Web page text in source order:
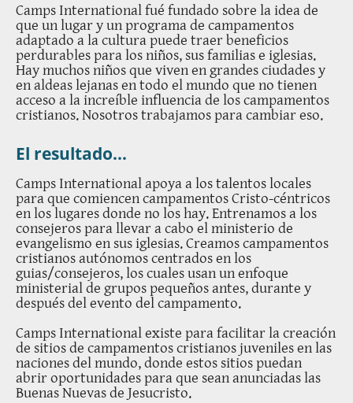
Camps International fué fundado sobre la idea de
que un lugar y un programa de campamentos
adaptado a la cultura puede traer beneficios
perdurables para los niños, sus familias e iglesias.
Hay muchos niños que viven en grandes ciudades y
en aldeas lejanas en todo el mundo que no tienen
acceso a la increíble influencia de los campamentos
cristianos. Nosotros trabajamos para cambiar eso.
El resultado...
Camps International apoya a los talentos locales
para que comiencen campamentos Cristo-céntricos
en los lugares donde no los hay. Entrenamos a los
consejeros para llevar a cabo el ministerio de
evangelismo en sus iglesias. Creamos campamentos
cristianos autónomos centrados en los
guias/consejeros, los cuales usan un enfoque
ministerial de grupos pequeños antes, durante y
después del evento del campamento.
Camps International existe para facilitar la creación
de sitios de campamentos cristianos juveniles en las
naciones del mundo, donde estos sitios puedan
abrir oportunidades para que sean anunciadas las
Buenas Nuevas de Jesucristo.